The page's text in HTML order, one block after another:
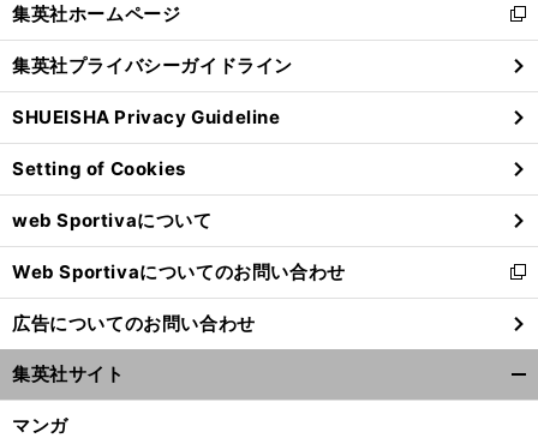
閉
る
集英社ホームページ
新
し
い
ウ
ィ
ン
ド
ウ
で
開
く
集英社プライバシーガイドライン
SHUEISHA Privacy Guideline
Setting of Cookies
web Sportivaについて
Web Sportivaについてのお問い合わせ
新
し
い
ウ
ィ
ン
広告についてのお問い合わせ
集英社サイト
マンガ